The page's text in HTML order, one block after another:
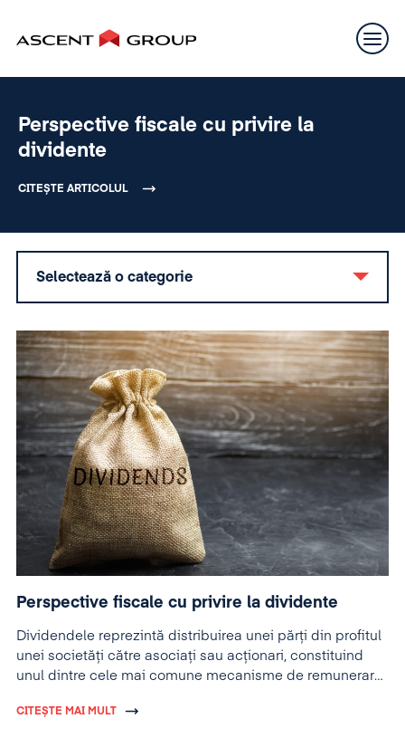
Perspective fiscale cu privire la
dividente
CITEȘTE ARTICOLUL
Selectează o categorie
Perspective fiscale cu privire la dividente
Dividendele reprezintă distribuirea unei părți din profitul
unei societăți către asociați sau acționari, constituind
unul dintre cele mai comune mecanisme de remunerare
CITEȘTE MAI MULT